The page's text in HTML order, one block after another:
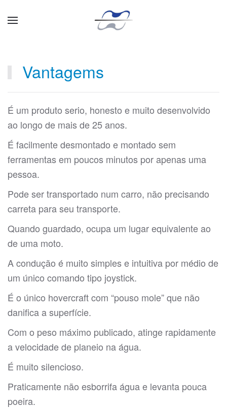
Vantagems
É um produto serio, honesto e muito desenvolvido
ao longo de mais de 25 anos.
É facilmente desmontado e montado sem
ferramentas em poucos minutos por apenas uma
pessoa.
Pode ser transportado num carro, não precisando
carreta para seu transporte.
Quando guardado, ocupa um lugar equivalente ao
de uma moto.
A condução é muito simples e intuitiva por médio de
um único comando tipo joystick.
É o único hovercraft com “pouso mole” que não
danifica a superfície.
Com o peso máximo publicado, atinge rapidamente
a velocidade de planeio na água.
É muito silencioso.
Praticamente não esborrifa água e levanta pouca
poeira.